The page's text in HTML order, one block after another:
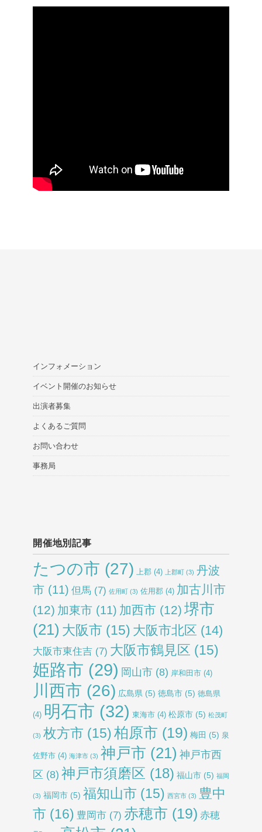
インフォメーション
イベント開催のお知らせ
出演者募集
よくあるご質問
お問い合わせ
事務局
開催地別記事
たつの市 (27) 上郡 (4) 上郡町 (3) 丹波
市 (11) 但馬 (7) 佐用町 (3) 佐用郡 (4) 加古川市
(12) 加東市 (11) 加西市 (12) 堺市
(21) 大阪市 (15) 大阪市北区 (14)
大阪市東住吉 (7) 大阪市鶴見区 (15)
姫路市 (29) 岡山市 (8) 岸和田市 (4)
川西市 (26) 広島県 (5) 徳島市 (5) 徳島県
(4) 明石市 (32) 東海市 (4) 松原市 (5) 松茂町
(3) 枚方市 (15)柏原市 (19) 梅田 (5) 泉
佐野市 (4) 海津市 (3) 神戸市 (21) 神戸市西
区 (8) 神戸市須磨区 (18) 福山市 (5) 福岡
(3) 福岡市 (5) 福知山市 (15) 西宮市 (3) 豊中
市 (16) 豊岡市 (7) 赤穂市 (19) 赤穂